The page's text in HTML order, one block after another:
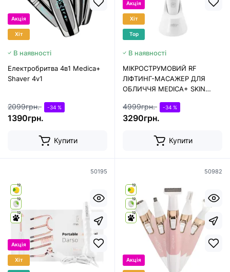
Акція
Хіт
В наявності
Електробритва 4в1 Medica+
Shaver 4v1
2099грн. -34 %
1390грн.
Купити
Акція
Хіт
Top
В наявності
МІКРОСТРУМОВИЙ RF
ЛІФТИНГ-МАСАЖЕР ДЛЯ
ОБЛИЧЧЯ MEDICA+ SKIN
(EMS+LED)
4999грн. -34 %
3290грн.
Купити
50195
12
12
12
Акція
Хіт
50982
12
12
12
Акція